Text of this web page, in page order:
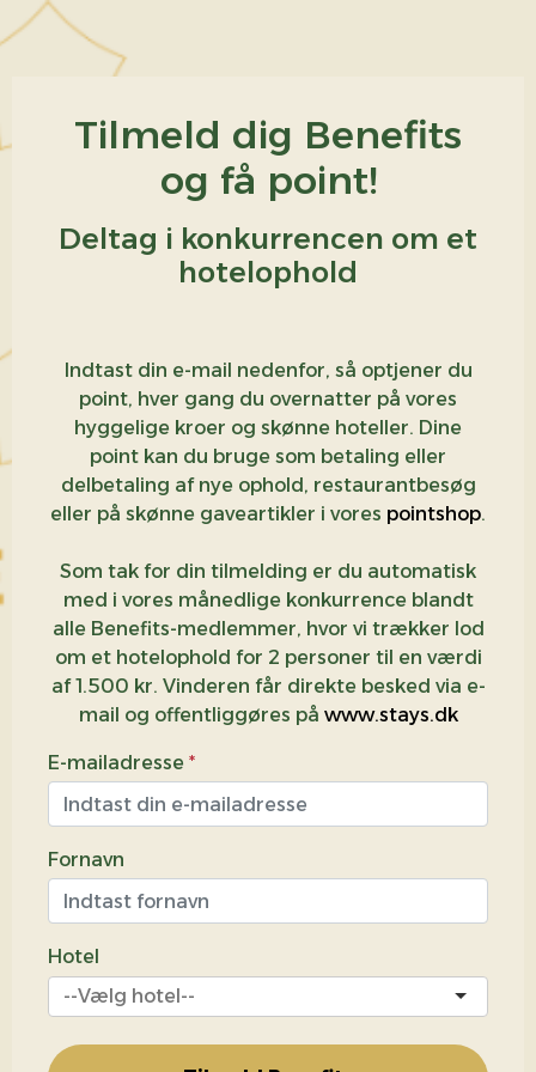
Tilmeld dig Benefits
og få point!
Deltag i konkurrencen om et
hotelophold
Indtast din e-mail nedenfor, så optjener du
point, hver gang du overnatter på vores
hyggelige kroer og skønne hoteller. Dine
point kan du bruge som betaling eller
delbetaling af nye ophold, restaurantbesøg
eller på skønne gaveartikler i vores pointshop.
Som tak for din tilmelding er du automatisk
med i vores månedlige konkurrence blandt
alle Benefits-medlemmer, hvor vi trækker lod
om et hotelophold for 2 personer til en værdi
af 1.500 kr. Vinderen får direkte besked via e-
mail og offentliggøres på www.stays.dk
E-mailadresse *
Fornavn
Hotel